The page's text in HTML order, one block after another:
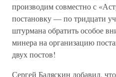
производим совместно с
постановку — по тридцати
штурмана обратить особое
минера на организацию
двух постов!
Сергей Баляскин добавил,